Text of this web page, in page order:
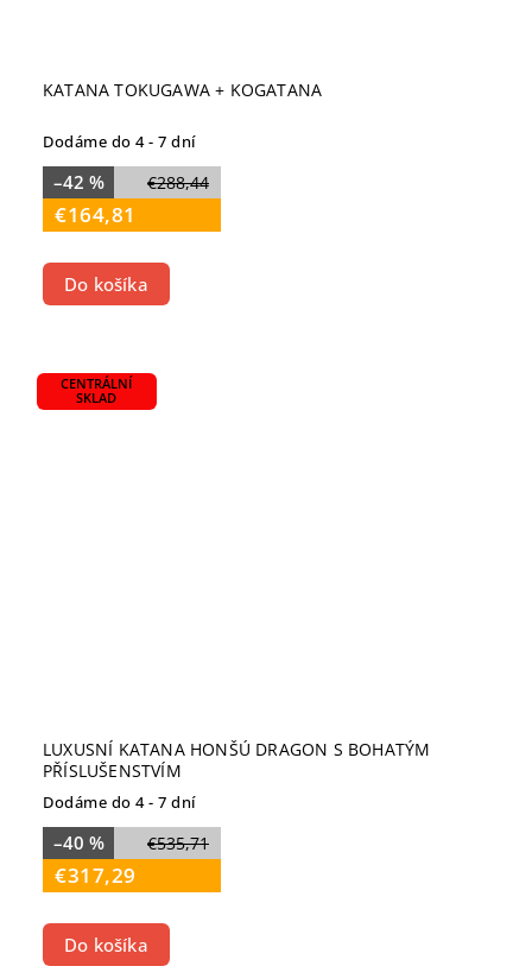
KATANA TOKUGAWA + KOGATANA
Dodáme do 4 - 7 dní
€288,44
–42 %
€164,81
Do košíka
CENTRÁLNÍ
SKLAD
LUXUSNÍ KATANA HONŠÚ DRAGON S BOHATÝM
PŘÍSLUŠENSTVÍM
Dodáme do 4 - 7 dní
€535,71
–40 %
€317,29
Do košíka